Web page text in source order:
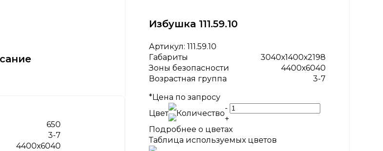
650
3-7
4400х6040
Избушка 111.59.10
Артикул: 111.59.10
Габариты
3040х1400х2198
Зоны безопасности
4400х6040
Возрастная группа
3-7
*Цена по запросу
Цвет
Количество
-
+
Подробнее о цветах
Таблица используемых цветов